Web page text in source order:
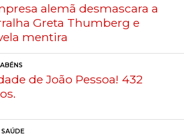
alemã desmascara a
Greta Thumberg e
mentira
de João Pessoa! 432
SAÚDE